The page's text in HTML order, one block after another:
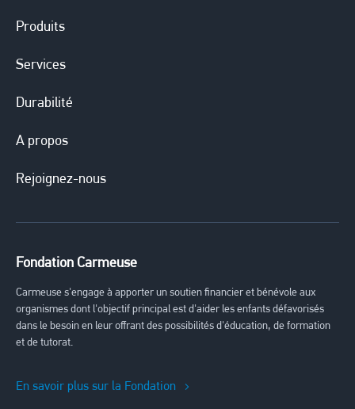
Produits
Services
Durabilité
A propos
Rejoignez-nous
Fondation Carmeuse
Carmeuse s'engage à apporter un soutien financier et bénévole aux
organismes dont l'objectif principal est d'aider les enfants défavorisés
dans le besoin en leur offrant des possibilités d'éducation, de formation
et de tutorat.
En savoir plus sur la Fondation